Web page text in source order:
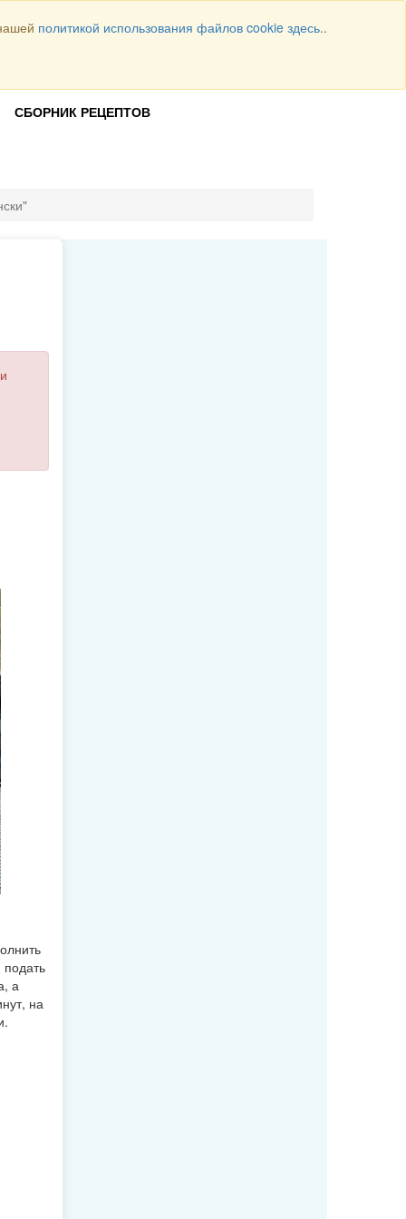
Всего рецептов 1064
СБОРНИК РЕЦЕПТОВ
а
на
политикой использования файлов cookie здесь..